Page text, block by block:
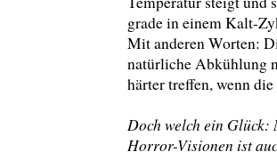
grade in einem Kalt-
Mit anderen Worten:
natürliche Abkühlung
härter treffen, wenn
Doch welch ein Glück:
Horror-Visionen ist